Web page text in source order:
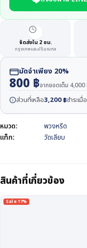
จัดส่งใน 2 ชม.
กรุงเทพและปริมณฑล
มัดจำเพียง 20%
800 ฿จากยอดเต็ม 4,000
ส่วนที่เหลือ3,200 ฿ชำระเ
หมวด:
พวงหรีด
แท็ก:
วัดเลียบ
สินค้าที่เกี่ยวข้อง
Sale 17%